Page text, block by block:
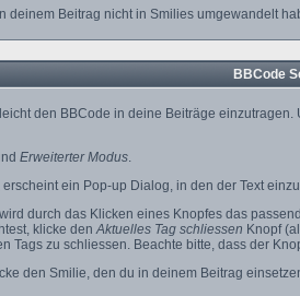
deinem Beitrag nicht in Smilies umgewandelt
BBCode
den BBCode in deine Beiträge
Erweiterter Modus.
ein Pop-up Dialog, in den der Text
durch das Klicken eines Knopfes das
klicke denAktuelles Tag schliessen Knopf
Tags zu schliessen. Beachte bitte, dass der
den Smilie, den du in deinem Beitrag